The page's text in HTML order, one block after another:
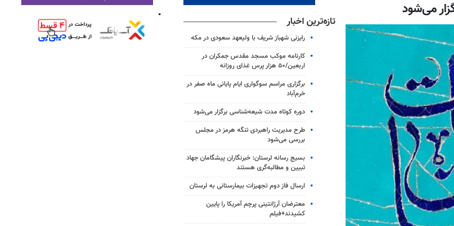
می‌شود
تازه‌ترین اخبار
رایزنی شهباز شریف با ولیعهد سعودی در مکه
کارنامه موکب مسجد مقدس جمکران در
اربعین/۵۰ هزار پرس غذای روزانه
برگزاری مراسم سوگواری ایام پایانی ماه صفر در
خرم‌آباد
دوره کوتاه مدت شیعه‌شناسی برگزار می‌شود
طرح مدیریت راهبردی تنگه هرمز در مجلس
بررسی می‌شود
بسیج رسانه لرستان: خبرنگاران پیشگامان جهاد
تبیین و مطالبه‌گری هستند
ارسال فاز دوم تجهیزات بیمارستانی به لرستان
معترضان آرژانتینی پرچم آمریکا را پایین
کشیدند+فیلم